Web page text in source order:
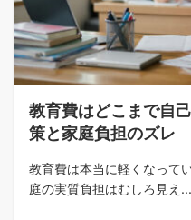
教育費はどこまで自
策と家庭負担のズレ
教育費は本当に軽くなって
庭の実質負担はむしろ見え...